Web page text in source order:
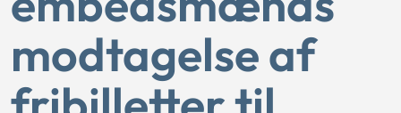
modtagelse af